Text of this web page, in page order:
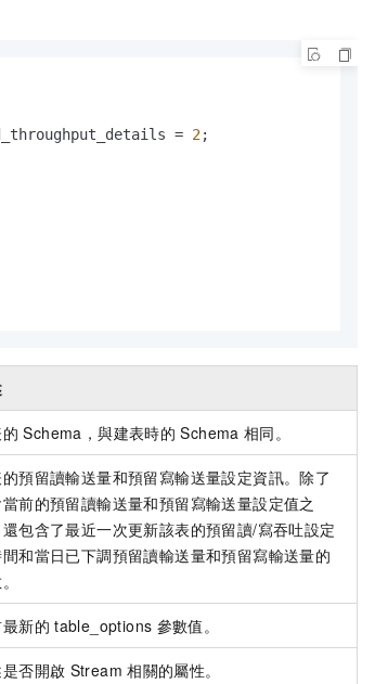
= 2;
Schema，與建表時的 Schema 相同。
預留讀輸送量和預留寫輸送量設定資訊。除了
前的預留讀輸送量和預留寫輸送量設定值之
包含了最近一次更新該表的預留讀/寫吞吐設定
和當日已下調預留讀輸送量和預留寫輸送量的
新的 table_options 參數值。
否開啟 Stream 相關的屬性。